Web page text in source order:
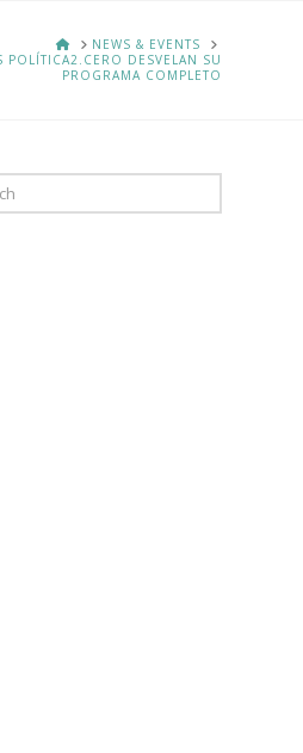
HOMENEWS & EVENTS
POLÍTICA2.CERO DESVELAN SU
PROGRAMA COMPLETO